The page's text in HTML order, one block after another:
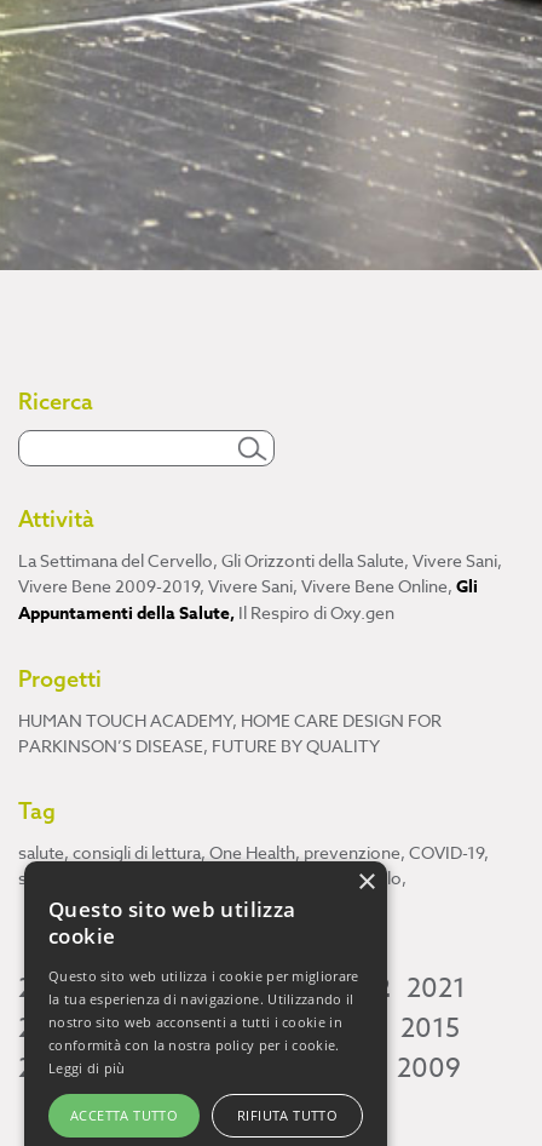
Ricerca
Attività
La Settimana del Cervello, Gli Orizzonti della Salute, Vivere Sani,
Vivere Bene 2009-2019, Vivere Sani, Vivere Bene Online, Gli
Appuntamenti della Salute, Il Respiro di Oxy.gen
Progetti
HUMAN TOUCH ACADEMY, HOME CARE DESIGN FOR
PARKINSON’S DISEASE, FUTURE BY QUALITY
Tag
salute, consigli di lettura, One Health, prevenzione, COVID-19,
scienza
cervello,
2026 2025 2024 2023 2022 2021
2020 2019 2018 2017 2016
2015
2014 2013 2009
×
Questo sito web utilizza
cookie
Questo sito web utilizza i cookie per migliorare
la tua esperienza di navigazione. Utilizzando il
nostro sito web acconsenti a tutti i cookie in
conformità con la nostra policy per i cookie.
Leggi di più
ACCETTA TUTTO RIFIUTA TUTTO